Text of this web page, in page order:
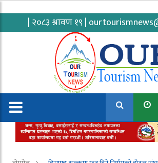
| २०८३ श्रावण १९ |